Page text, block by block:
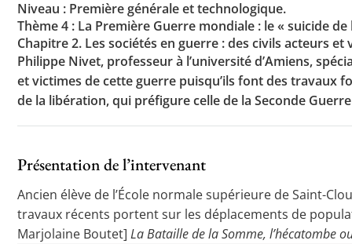
Niveau : Première générale et technologique.
Thème 4 : La Première Guerre mondiale : le « suicide
Chapitre 2. Les sociétés en guerre : des civils acteurs
Philippe Nivet, professeur à l’université d’Amiens,
et victimes de cette guerre puisqu’ils font des travaux
de la libération, qui préfigure celle de la Seconde
Présentation de l’intervenant
Ancien élève de l’École normale supérieure de Saint-
travaux récents portent sur les déplacements de
Marjolaine Boutet]La Bataille de la Somme, l’hécatombe